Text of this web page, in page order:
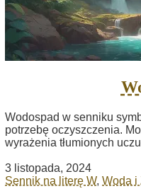
Wodospad w senniku
potrzebę oczyszczenia.
wyrażenia tłumionych
3 listopada, 2024
Sennik na literę W, Woda i